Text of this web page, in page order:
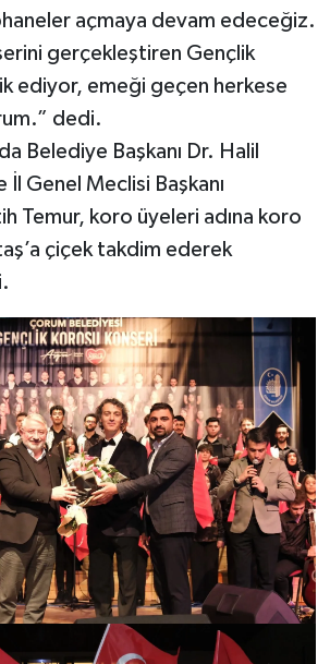
açmaya devam edeceğiz.
gerçekleştiren Gençlik
ediyor, emeği geçen herkese
dedi.
Belediye Başkanı Dr. Halil
İl Genel Meclisi Başkanı
Temur, koro üyeleri adına koro
çiçek takdim ederek